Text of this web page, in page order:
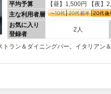
平均予算
【昼】1,500円 【夜】
主な利用者層
お気に入り
登録者
2人
ラン＆ダイニングバー。イタリアン